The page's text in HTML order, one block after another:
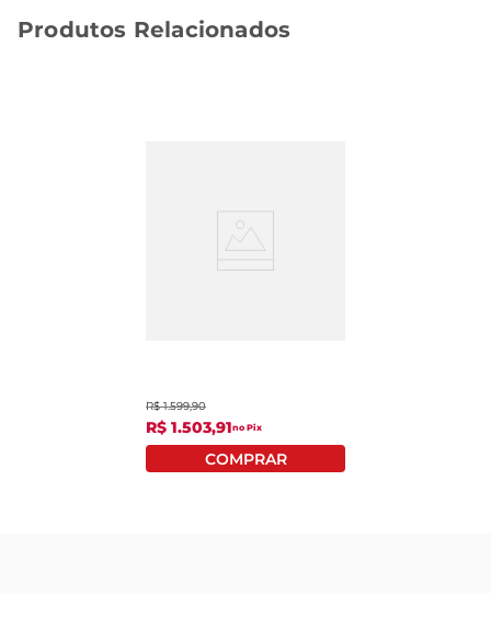
Produtos Relacionados
R$ 1.599,90
R$ 1.503,91no Pix